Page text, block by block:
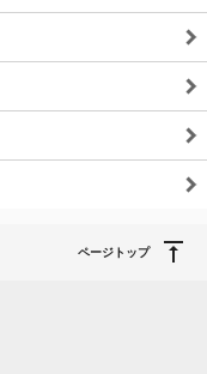
ページトップ